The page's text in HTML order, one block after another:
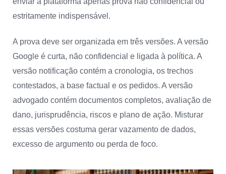
estritamente indispensável.
A prova deve ser organizada em três versões. A versão
Google é curta, não confidencial e ligada à política. A
versão notificação contém a cronologia, os trechos
contestados, a base factual e os pedidos. A versão
advogado contém documentos completos, avaliação de
dano, jurisprudência, riscos e plano de ação. Misturar
essas versões costuma gerar vazamento de dados,
excesso de argumento ou perda de foco.